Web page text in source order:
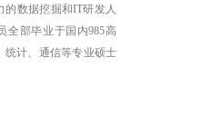
的数据挖掘和IT研发人
全部毕业于国内985高
统计、通信等专业硕士